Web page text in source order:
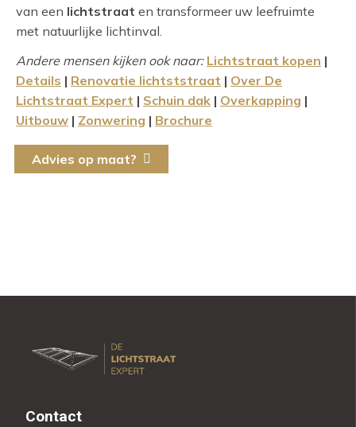
van een lichtstraat en transformeer uw leefruimte
met natuurlijke lichtinval.
Andere mensen kijken ook naar: Lichtstraat kopen |
Details | Renovatie lichtststraat | Over De
Lichtstraat Expert | Schuin dak | Overkapping |
Uitbouw | Zonwering | Brochure
Advies op maat?
Contact